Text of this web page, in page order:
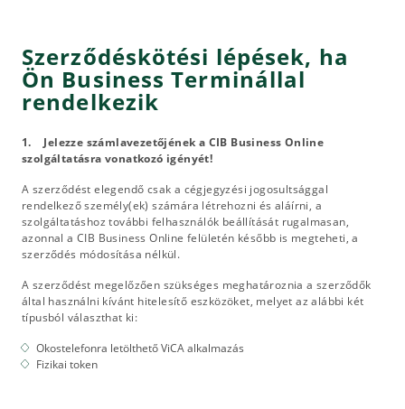
Szerződéskötési lépések, ha
Ön Business Terminállal
rendelkezik
1. Jelezze számlavezetőjének a CIB Business Online
szolgáltatásra vonatkozó igényét!
A szerződést elegendő csak a cégjegyzési jogosultsággal
rendelkező személy(ek) számára létrehozni és aláírni, a
szolgáltatáshoz további felhasználók beállítását rugalmasan,
azonnal a CIB Business Online felületén később is megteheti, a
szerződés módosítása nélkül.
A szerződést megelőzően szükséges meghatároznia a szerződők
által használni kívánt hitelesítő eszközöket, melyet az alábbi két
típusból választhat ki:
Okostelefonra letölthető ViCA alkalmazás
Fizikai token